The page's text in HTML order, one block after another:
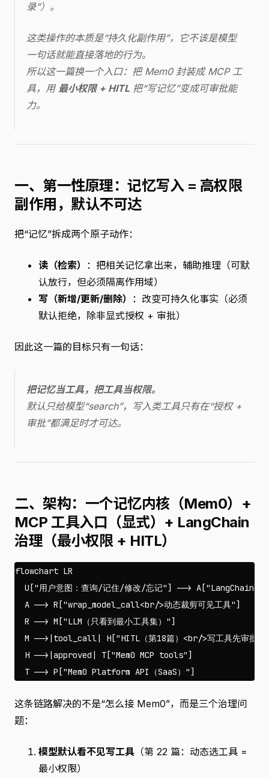
录”）。
这类操作的本质是“持久化副作用”，它不该是模型
一句话就能直接落地的行为。
所以这一篇换一个入口：把 Mem0 封装成 MCP 工
具，用 最小权限 + HITL 把“写记忆”变成可审批能
力。
一、第一性原理：记忆写入 = 高权限
副作用，默认不可达
把“记忆”拆成两个原子动作：
读（检索） ：把相关记忆拿出来，辅助推理（可默
认放行，但必须隔离作用域）
写（新增/更新/删除） ：改变可持久化事实（必须
默认拒绝，除非显式授权 + 审批）
因此这一篇的目标只有一句话：
把记忆当工具，把工具当权限。
默认只给模型“search”，写入类工具只有在“授权 +
审批”都满足时才可达。
二、架构：一个记忆内核（Mem0）+
MCP 工具入口（显式）+ LangChain
治理（最小权限 + HITL）
flowchart LR
U["用户意图：查询/记住/修改/忘记"] --> A["LangChain
  A --> R["wrap_model_call<br/>动态裁剪可见工具"]
  R --> M["LLM（只看到最小工具集）"]
  M -->|tool_call| H["HITL（第18篇）<br/>写工具先审批"]
  H -->|approved| T["Mem0 MCP tools"]
这条链路解决的不是“怎么接 Mem0”，而是三个治理问
题：
模型默认看不见写工具 （第 22 篇：动态选工具 =
最小权限）